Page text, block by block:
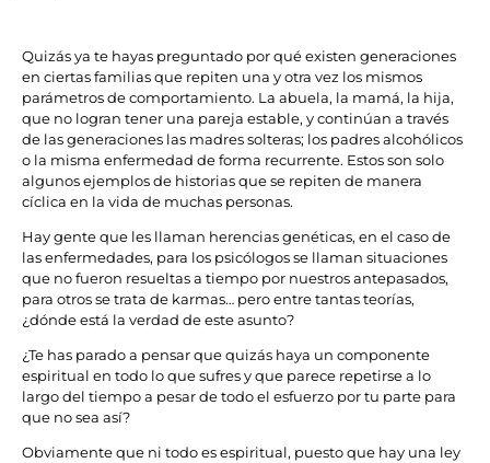
Quizás ya te hayas preguntado por qué existen generaciones
en ciertas familias que repiten una y otra vez los mismos
parámetros de comportamiento. La abuela, la mamá, la hija,
que no logran tener una pareja estable, y continúan a través
de las generaciones las madres solteras; los padres alcohólicos
o la misma enfermedad de forma recurrente. Estos son solo
algunos ejemplos de historias que se repiten de manera
cíclica en la vida de muchas personas.
Hay gente que les llaman herencias genéticas, en el caso de
las enfermedades, para los psicólogos se llaman situaciones
que no fueron resueltas a tiempo por nuestros antepasados,
para otros se trata de karmas… pero entre tantas teorías,
¿dónde está la verdad de este asunto?
¿Te has parado a pensar que quizás haya un componente
espiritual en todo lo que sufres y que parece repetirse a lo
largo del tiempo a pesar de todo el esfuerzo por tu parte para
que no sea así?
Obviamente que ni todo es espiritual, puesto que hay una ley